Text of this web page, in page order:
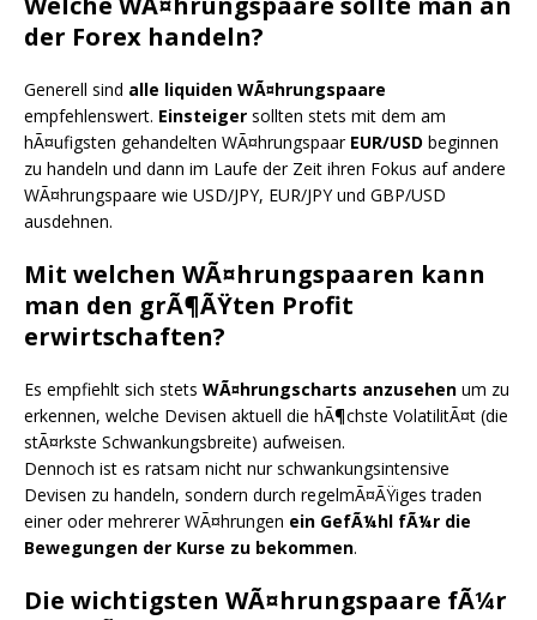
der Forex handeln?
Generell sind alle liquiden WÃ¤hrungspaare
empfehlenswert. Einsteiger sollten stets mit dem am
hÃ¤ufigsten gehandelten WÃ¤hrungspaar EUR/USD beginnen
zu handeln und dann im Laufe der Zeit ihren Fokus auf andere
WÃ¤hrungspaare wie USD/JPY, EUR/JPY und GBP/USD
ausdehnen.
Mit welchen WÃ¤hrungspaaren kann
man den grÃ¶ÃŸten Profit
erwirtschaften?
Es empfiehlt sich stets WÃ¤hrungscharts anzusehen um zu
erkennen, welche Devisen aktuell die hÃ¶chste VolatilitÃ¤t (die
stÃ¤rkste Schwankungsbreite) aufweisen.
Dennoch ist es ratsam nicht nur schwankungsintensive
Devisen zu handeln, sondern durch regelmÃ¤ÃŸiges traden
einer oder mehrerer WÃ¤hrungen ein GefÃ¼hl fÃ¼r die
Bewegungen der Kurse zu bekommen.
Die wichtigsten WÃ¤hrungspaare fÃ¼r